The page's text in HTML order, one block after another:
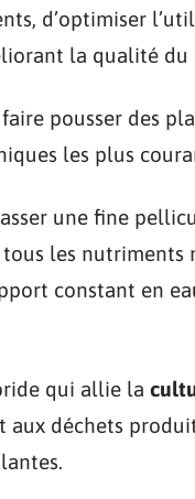
d’optimiser
la qualité
pousser des
les plus
une fine
les nutriments
constant en
qui allie la
déchets